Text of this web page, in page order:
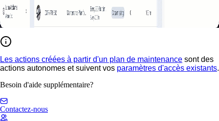
Les actions créées à partir d'un plan de maintenance sont des
actions autonomes et suivent vos paramètres d'accès existants.
Besoin d'aide supplémentaire?
Contactez-nous